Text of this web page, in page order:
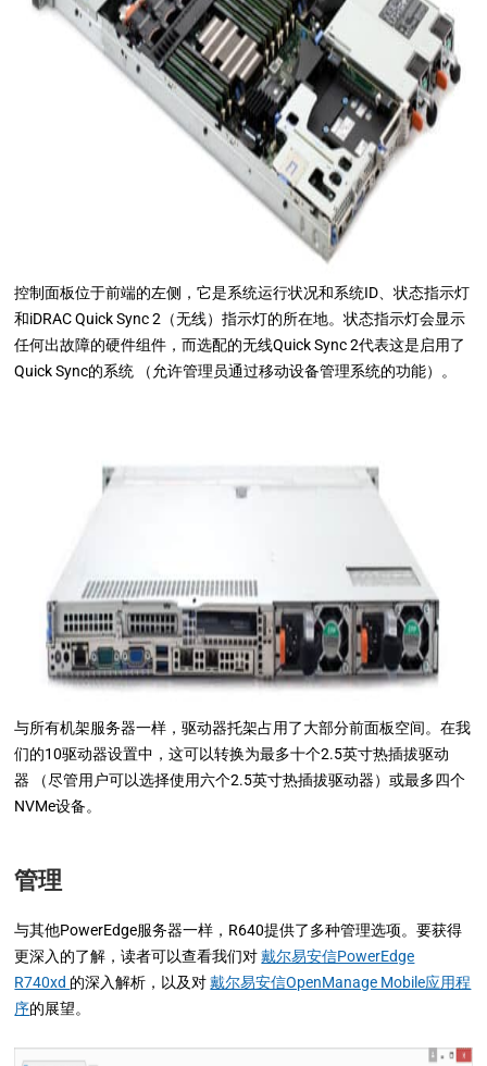
控制面板位于前端的左侧，它是系统运行状况和系统ID、状态指示灯
和iDRAC Quick Sync 2（无线）指示灯的所在地。状态指示灯会显示
任何出故障的硬件组件，而选配的无线Quick Sync 2代表这是启用了
Quick Sync的系统 （允许管理员通过移动设备管理系统的功能）。
与所有机架服务器一样，驱动器托架占用了大部分前面板空间。在我
们的10驱动器设置中，这可以转换为最多十个2.5英寸热插拔驱动
器 （尽管用户可以选择使用六个2.5英寸热插拔驱动器）或最多四个
NVMe设备。
管理
与其他PowerEdge服务器一样，R640提供了多种管理选项。要获得
更深入的了解，读者可以查看我们对戴尔易安信PowerEdge
R740xd 的深入解析，以及对戴尔易安信OpenManage Mobile应用程
序的展望。